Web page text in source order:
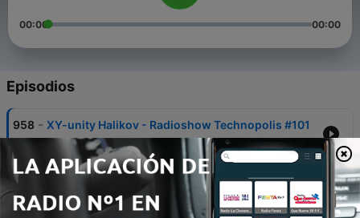
00:00 00:00
Episodios
958 - XY-unity Halikov - Radioshow Technopolis #101
23 jun. 2026
957 - XY-unity NBM - Radioshow Voice of the Universe
15 jun. 2026